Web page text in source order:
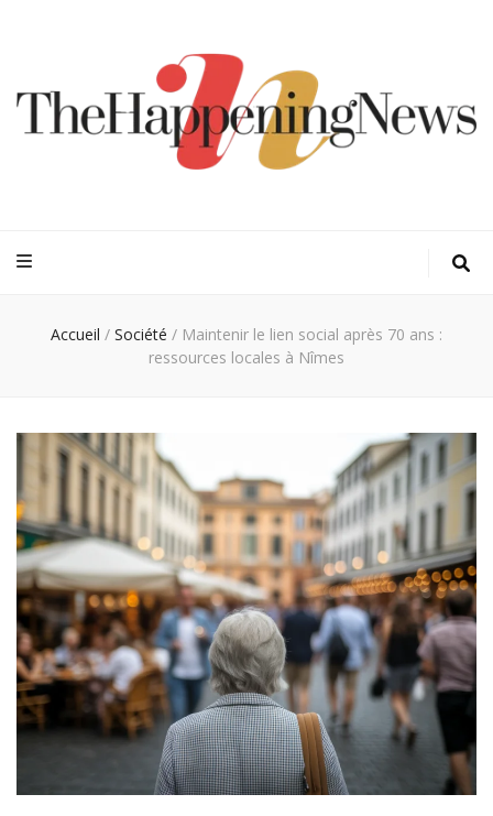
Accueil / Société / Maintenir le lien social après 70 ans :
ressources locales à Nîmes